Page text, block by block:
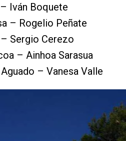
Iván Boquete
– Rogelio Peñate
Sergio Cerezo
– Ainhoa Sarasua
– Vanesa Valle